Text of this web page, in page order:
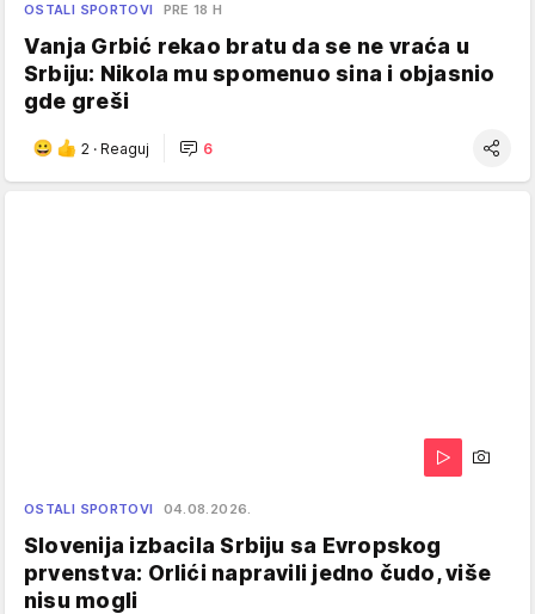
OSTALI SPORTOVI PRE 18 H
Vanja Grbić rekao bratu da se ne vraća u
Srbiju: Nikola mu spomenuo sina i objasnio
gde greši
2 · Reaguj 6
OSTALI SPORTOVI 04.08.2026.
Slovenija izbacila Srbiju sa Evropskog
prvenstva: Orlići napravili jedno čudo, više
nisu mogli